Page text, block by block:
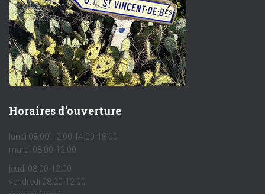
Horaires d’ouverture
lundi 08:00-12:00 14:00-18:00
mardi 08:00-12:00
jeudi 08:00-12:00
vendredi 08:00-12:00